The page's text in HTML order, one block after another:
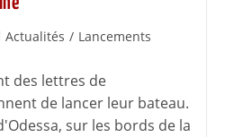
Actualités / Lancements
des lettres de
de lancer leur bateau.
sur les bords de la